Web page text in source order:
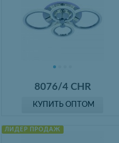
8076/4 CHR
КУПИТЬ ОПТОМ
ЛИДЕР ПРОДАЖ